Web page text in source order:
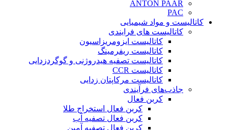
ANTON PAAR
PAC
کاتالیست و مواد شیمیایی
کاتالیست های فرایندی
کاتالیست ایزومریزاسیون
کاتالیست ریفرمینگ
کاتالیست تصفیه هیدروژنی و گوگردزدایی
کاتالیست CCR
کاتالیست مرکاپتان زدایی
جاذب‌های فرآیندی
کربن فعال
کربن فعال استخراج طلا
کربن فعال تصفیه آب
کربن فعال تصفیه آمین